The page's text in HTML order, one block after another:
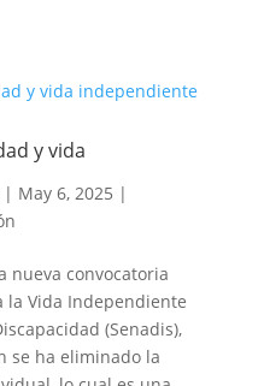
y vida
| May 6, 2025 |
nueva convocatoria
la Vida Independiente
(Senadis),
se ha eliminado la